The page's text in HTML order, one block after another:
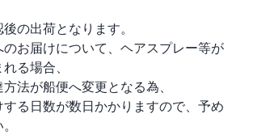
の出荷となります。
お届けについて、ヘアスプレー等が
る場合、
法が船便へ変更となる為、
る日数が数日かかりますので、予め